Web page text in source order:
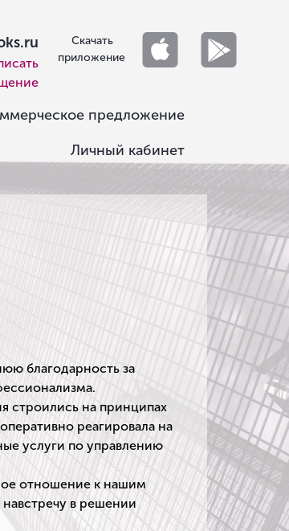
Скачать
приложение
предложение
Личный кабинет
благодарность за
строились на принципах
реагировала на
услуги по управлению
отношение к нашим
в решении